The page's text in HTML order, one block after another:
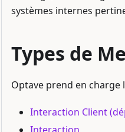
systèmes internes
Types de
Optave prend en charge
Interaction Client